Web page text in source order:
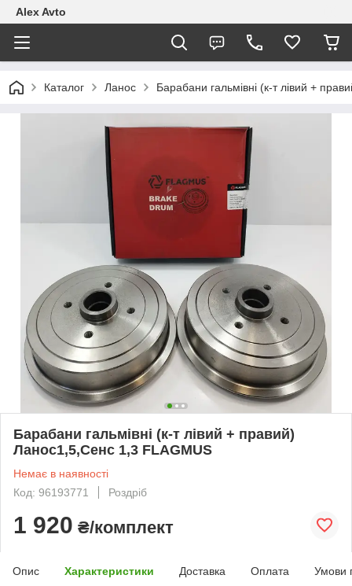
Alex Avto
Каталог Ланос Барабани гальмівні (к-т лівий +
Барабани гальмівні (к-т лівий + правий)
Ланос1,5,Сенс 1,3 FLAGMUS
Немає в наявності
Код: 96193771
Роздріб
1 920 ₴/комплект
Опис Характеристики Доставка Оплата Умови